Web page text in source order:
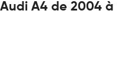
A4 de 2004 à